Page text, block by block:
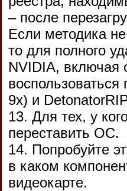
– после
Если методика
то для полного
NVIDIA, включая
9x) и
13. Для тех, у
переставить ОС.
14. Попробуйте
в каком
видеокарте.